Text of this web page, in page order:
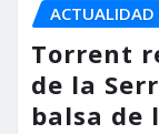
ACTUALIDAD
Torrent
de la
balsa de